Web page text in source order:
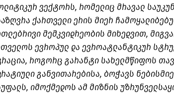
ვექტორს, რომელიც მრავალ
ქართველი ერის მიერ
მემკვიდრეობის მიხედვით,
ევროპულ და ევროატლანტიკურ
როგორც გარანტი სახელმწიფოს
განვითარებისა, ბოჭავს
იმოქმედოს ამ მიზნის